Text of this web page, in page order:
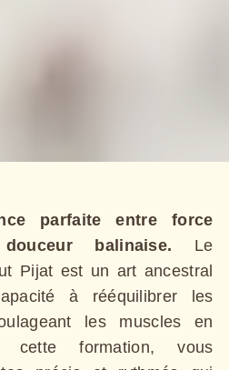
parfaite entre force
balinaise. Le
Pijat est un art ancestral
à rééquilibrer les
les muscles en
cette formation, vous